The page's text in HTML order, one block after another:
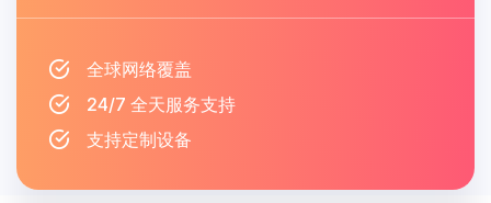
全球网络覆盖
24/7 全天服务支持
支持定制设备